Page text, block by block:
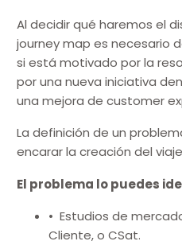
Al decidir qué haremos el
journey map es necesario
si está motivado por la
por una nueva iniciativa
una mejora de customer
La definición de un
encarar la creación del
El problema lo puedes
• Estudios de
Cliente, o CSat.